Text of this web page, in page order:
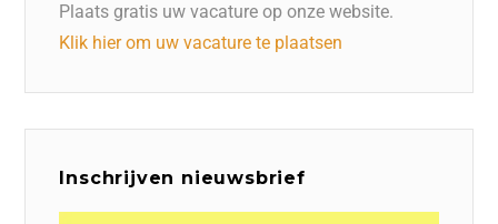
Plaats gratis uw vacature op onze website.
Klik hier om uw vacature te plaatsen
Inschrijven nieuwsbrief